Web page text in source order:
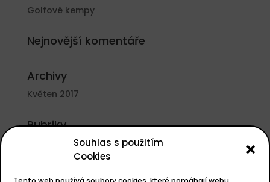
Souhlas s použitím
Cookies
Golfové kempy
Nejnovější komentáře
Archivy
Květen 2017
Rubriky
Nezařazené
Základní informace